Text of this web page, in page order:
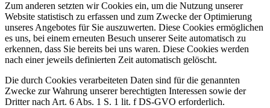
Zum anderen setzten wir Cookies ein, um die Nutzung unserer
Website statistisch zu erfassen und zum Zwecke der Optimierung
unseres Angebotes für Sie auszuwerten. Diese Cookies ermöglichen
es uns, bei einem erneuten Besuch unserer Seite automatisch zu
erkennen, dass Sie bereits bei uns waren. Diese Cookies werden
nach einer jeweils definierten Zeit automatisch gelöscht.
Die durch Cookies verarbeiteten Daten sind für die genannten
Zwecke zur Wahrung unserer berechtigten Interessen sowie der
Dritter nach Art. 6 Abs. 1 S. 1 lit. f DS-GVO erforderlich.